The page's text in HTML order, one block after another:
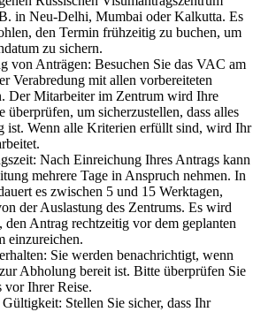
in Neu-Delhi, Mumbai oder Kalkutta. Es
den Termin frühzeitig zu buchen, um
zu sichern.
von Anträgen: Besuchen Sie das VAC am
Verabredung mit allen vorbereiteten
Der Mitarbeiter im Zentrum wird Ihre
überprüfen, um sicherzustellen, dass alles
ist. Wenn alle Kriterien erfüllt sind, wird Ihr
Nach Einreichung Ihres Antrags kann
mehrere Tage in Anspruch nehmen. In
es zwischen 5 und 15 Werktagen,
der Auslastung des Zentrums. Es wird
den Antrag rechtzeitig vor dem geplanten
einzureichen.
Sie werden benachrichtigt, wenn
Abholung bereit ist. Bitte überprüfen Sie
vor Ihrer Reise.
Stellen Sie sicher, dass Ihr